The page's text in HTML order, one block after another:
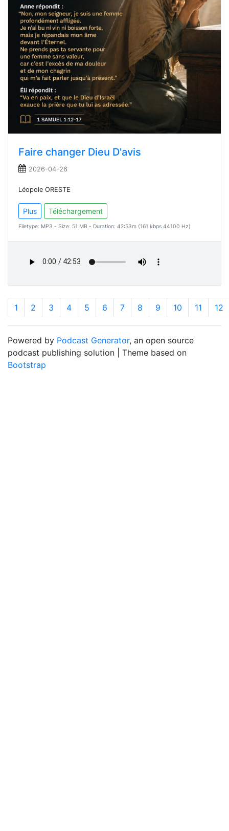
Faire changer Dieu D'avis
2026-04-26
Léopole ORESTE
Plus Téléchargement
Filetype: MP3 - Size: 51 MB - Duration: 42:53m (161 kbps 44100 Hz)
1 2 3 4 5 6 7 8 9 10 11 12
Powered by Podcast Generator, an open source
podcast publishing solution | Theme based on
Bootstrap